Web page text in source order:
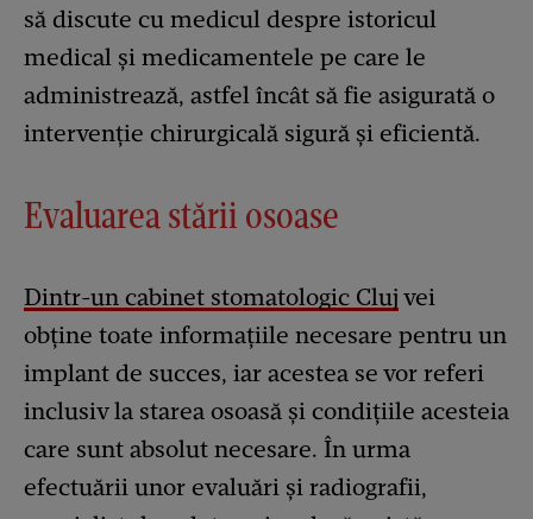
să discute cu medicul despre istoricul
medical și medicamentele pe care le
administrează, astfel încât să fie asigurată o
intervenție chirurgicală sigură și eficientă.
Evaluarea stării osoase
Dintr-un cabinet stomatologic Cluj vei
obține toate informațiile necesare pentru un
implant de succes, iar acestea se vor referi
inclusiv la starea osoasă și condițiile acesteia
care sunt absolut necesare. În urma
efectuării unor evaluări și radiografii,